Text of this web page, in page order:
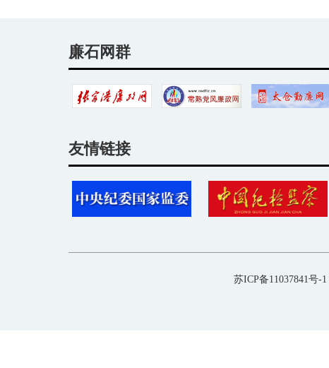
廉石网群
友情链接
苏ICP备11037841号-1